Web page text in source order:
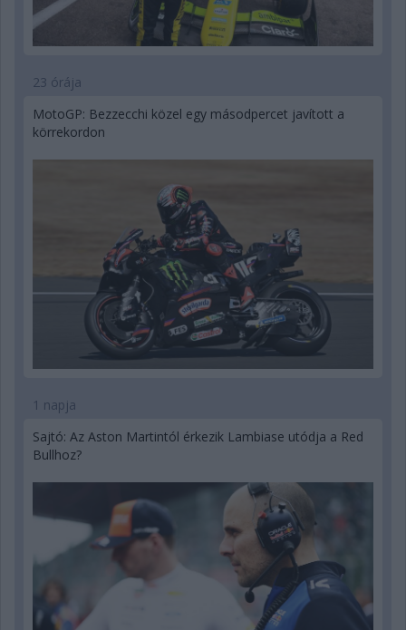
23 órája
MotoGP: Bezzecchi közel egy másodpercet javított a
körrekordon
1 napja
Sajtó: Az Aston Martintól érkezik Lambiase utódja a Red
Bullhoz?